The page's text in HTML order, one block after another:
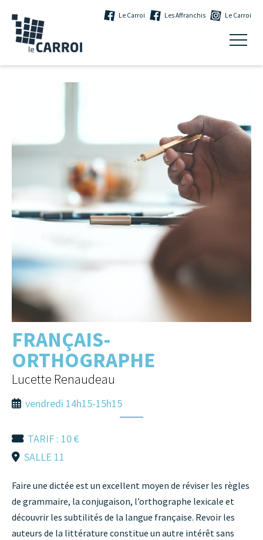
Le Carroi Les Affranchis Le Carroi
FRANÇAIS-
ORTHOGRAPHE
Lucette Renaudeau
vendredi 14h15-15h15
TARIF : 10 €
SALLE 11
Faire une dictée est un excellent moyen de réviser les règles
de grammaire, la conjugaison, l’orthographe lexicale et
découvrir les subtilités de la langue française. Revoir les
auteurs de la littérature constitue un autre intérêt sans